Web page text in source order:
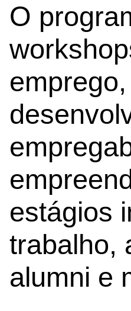
O
estágios
trabalho,
alumni e